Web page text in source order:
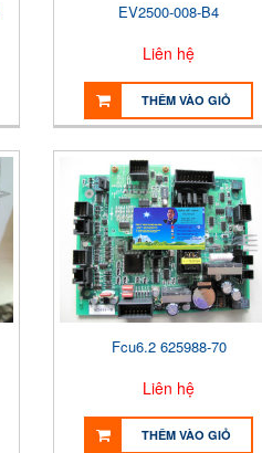
EV2500-008-B4
Liên hệ
THÊM VÀO GIỎ
Fcu6.2 625988-70
Liên hệ
THÊM VÀO GIỎ